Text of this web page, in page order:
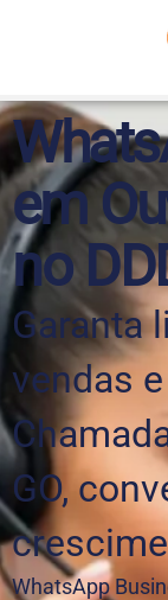
em
no
Garanta
vendas
GO,
WhatsApp